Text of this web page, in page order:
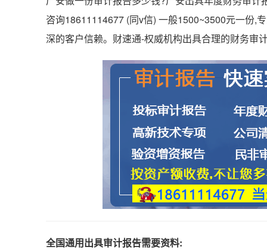
咨询18611114677 (同v信) 一般1500~3500元一份,
深的客户信赖。财速通-权威机构出具合理的财务审
全国通用出具审计报告需要资料: